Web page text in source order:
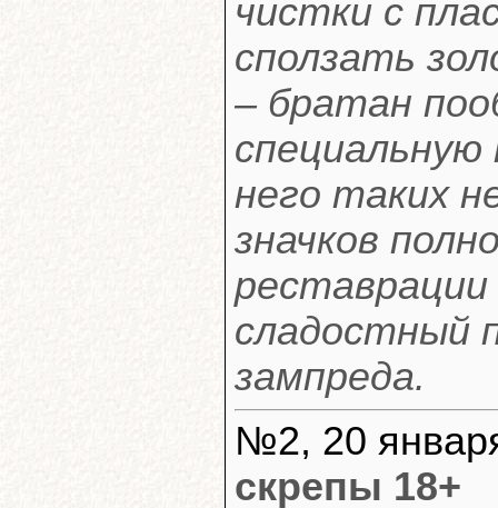
чистки с
сползать
– братан
специальную
него таких
значков
сладостный
зампреда.
№2, 20
скрепы 18+